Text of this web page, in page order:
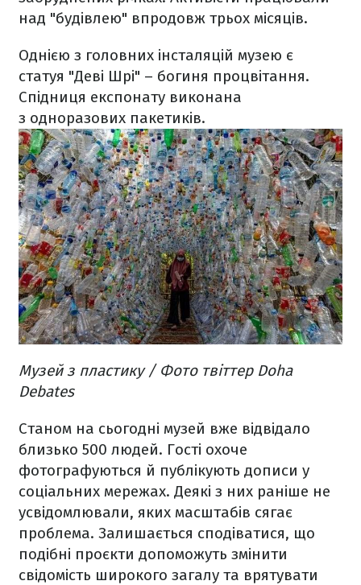
над "будівлею" впродовж трьох місяців.
Однією з головних інсталяцій музею є
статуя "Деві Шрі" – богиня процвітання.
Спідниця експонату виконана
з одноразових пакетиків.
Музей з пластику / Фото твіттер Doha
Debates
Станом на сьогодні музей вже відвідало
близько 500 людей. Гості охоче
фотографуються й публікують дописи у
соціальних мережах. Деякі з них раніше не
усвідомлювали, яких масштабів сягає
проблема. Залишається сподіватися, що
подібні проєкти допоможуть змінити
свідомість широкого загалу та врятувати